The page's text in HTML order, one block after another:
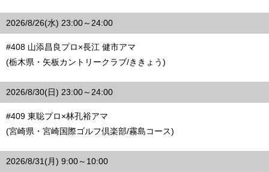
2026/8/26(水) 23:00～24:00
#408 山添昌良プロ×長江 健市アマ
(栃木県・矢板カントリークラブ/ききょう)
2026/8/30(日) 23:00～24:00
#409 東聡プロ×林孔裕アマ
(宮崎県・宮崎国際ゴルフ倶楽部/霧島コース)
2026/8/31(月) 9:00～10:00